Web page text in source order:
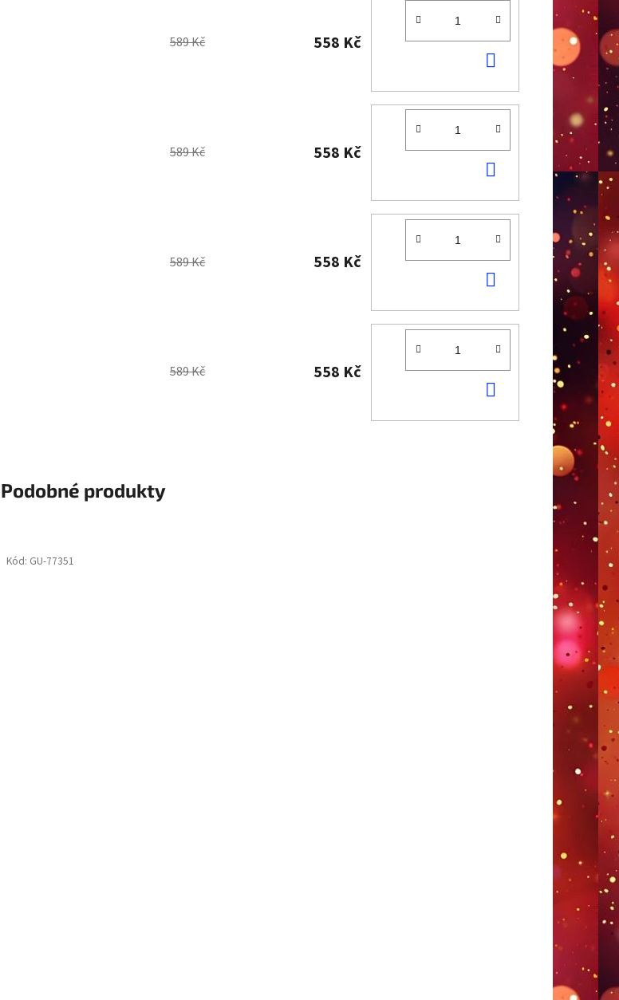
589 Kč 558 Kč
KOŠÍKU
589 Kč 558 Kč
KOŠÍKU
589 Kč 558 Kč
KOŠÍKU
589 Kč 558 Kč
KOŠÍKU
Podobné produkty
Kód: GU-77351